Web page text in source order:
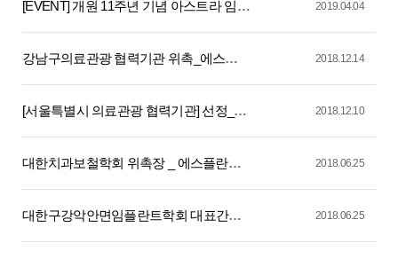
[EVENT] 개원 11주년 기념 아스트라 임플란트 이벤트 2019.04.04
강남구의료관광 협력기관 위촉_에스플란트치과병원 2018.12.14
[서울특별시 의료관광 협력기관] 선정_에스플란트치과병원 2018.12.10
대한치과보철학회 위촉장 _ 에스플란트치과병원 백상현박사님 2018.06.25
대한구강악안면임플란트학회 대표간사 위촉 _ 백상현박사님 2018.06.25